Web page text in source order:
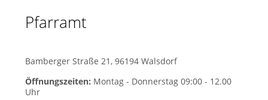
Pfarramt
Bamberger Straße 21, 96194 Walsdorf
Öffnungszeiten: Montag - Donnerstag 09:00 - 12.00
Uhr